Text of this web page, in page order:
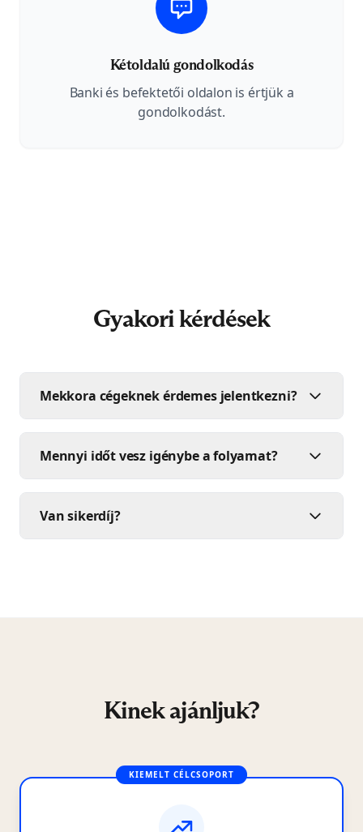
Kétoldalú gondolkodás
Banki és befektetői oldalon is értjük a
gondolkodást.
Gyakori kérdések
Mekkora cégeknek érdemes jelentkezni?
Mennyi időt vesz igénybe a folyamat?
Van sikerdíj?
Kinek ajánljuk?
KIEMELT CÉLCSOPORT